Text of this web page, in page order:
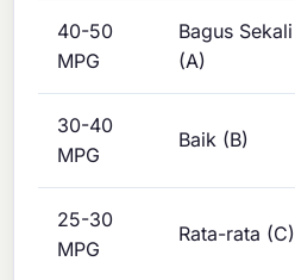
40-50
MPG
Bagus Sekali
(A)
30-40
MPG
Baik (B)
25-30
MPG
Rata-rata (C)